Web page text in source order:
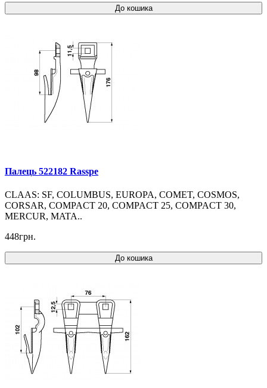
До кошика
Палець 522182 Rasspe
CLAAS: SF, COLUMBUS, EUROPA, COMET, COSMOS,
CORSAR, COMPACT 20, COMPACT 25, COMPACT 30,
MERCUR, MATA..
448грн.
До кошика